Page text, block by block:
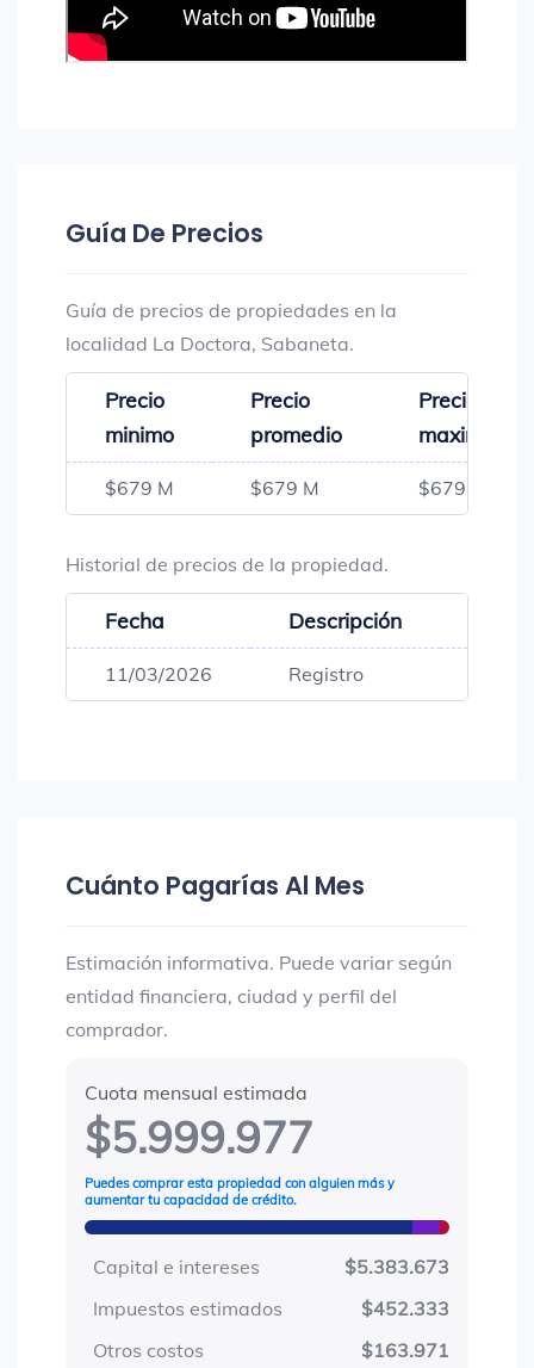
Guía De Precios
Guía de precios de propiedades en la
localidad La Doctora, Sabaneta.
Precio
minimo
Precio
promedio
Precio
maximo
$679 M $679 M $679 M
Historial de precios de la propiedad.
Fecha Descripción
11/03/2026 Registro
Cuánto Pagarías Al Mes
Estimación informativa. Puede variar según
entidad financiera, ciudad y perfil del
comprador.
Cuota mensual estimada
$5.999.977
Puedes comprar esta propiedad con alguien más y
aumentar tu capacidad de crédito.
Capital e intereses
$5.383.673
Impuestos estimados
$452.333
Otros costos
$163.971